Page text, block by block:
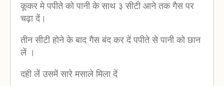
कूकर मे पपीते को पानी के साथ ३ सीटी आने तक गैस पर
चढ़ा दें।
तीन सीटी होने के बाद गैस बंद कर दें पपीते से पानी को छान
लें ।
दही लें उसमें सारे मसाले मिला दें